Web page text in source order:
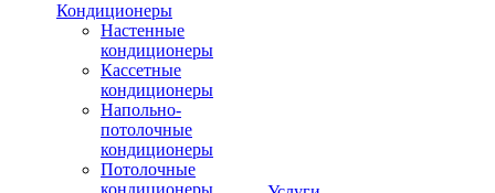
Кондиционеры
Настенные
кондиционеры
Кассетные
кондиционеры
Напольно-
потолочные
кондиционеры
Потолочные
кондиционеры